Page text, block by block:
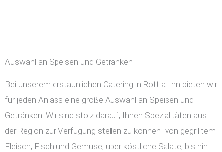
Auswahl an Speisen und Getränken
Bei unserem erstaunlichen Catering in Rott a. Inn bieten wir
für jeden Anlass eine große Auswahl an Speisen und
Getränken. Wir sind stolz darauf, Ihnen Spezialitäten aus
der Region zur Verfügung stellen zu können- von gegrilltem
Fleisch, Fisch und Gemüse, über köstliche Salate, bis hin